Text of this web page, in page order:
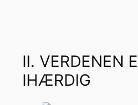
II. VERDENEN
IHÆRDIG